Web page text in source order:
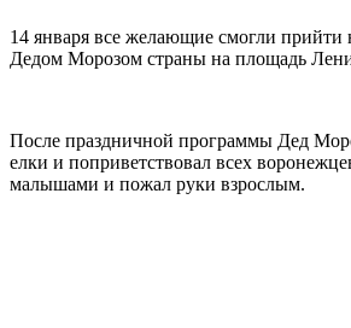
14 января все желающие смогли прийти
Дедом Морозом страны на площадь
После праздничной программы Дед
елки и поприветствовал всех
малышами и пожал руки взрослым.